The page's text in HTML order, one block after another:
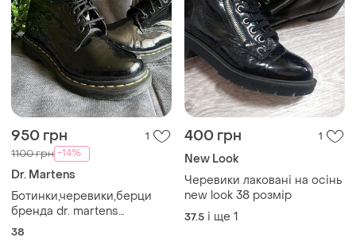
950 грн 1
1100 грн -14%
Dr. Martens
Ботинки,черевики,берци
бренда dr. martens
,оригінал!
38
400 грн 1
New Look
Черевики лаковані на осінь
new look 38 розмір
37.5 і ще 1